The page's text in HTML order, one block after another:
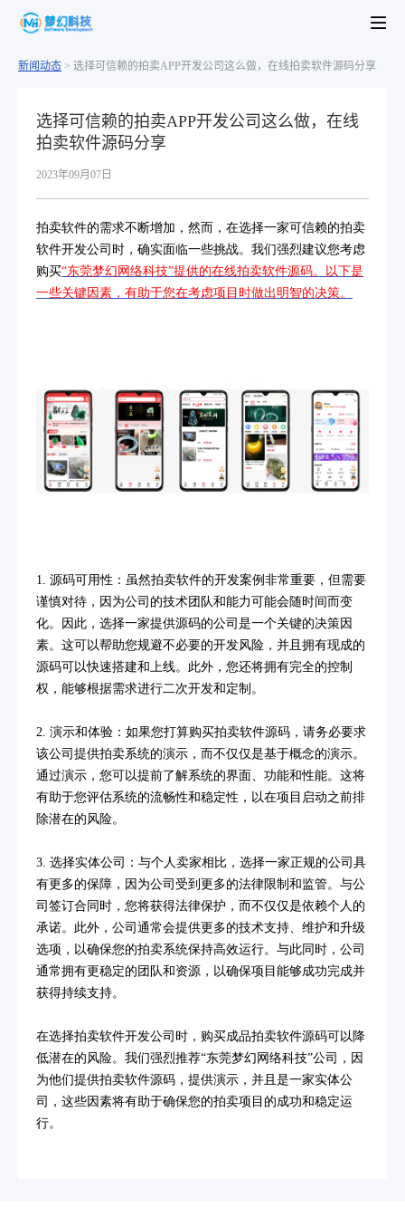
新闻动态 > 选择可信赖的拍卖APP开发公司这么做，在线拍卖软件源码分享
选择可信赖的拍卖APP开发公司这么做，在线
拍卖软件源码分享
2023年09月07日
拍卖软件的需求不断增加，然而，在选择一家可信赖的拍卖
软件开发公司时，确实面临一些挑战。我们强烈建议您考虑
购买“东莞梦幻网络科技”提供的在线拍卖软件源码。以下是
一些关键因素，有助于您在考虑项目时做出明智的决策。
1. 源码可用性：虽然拍卖软件的开发案例非常重要，但需要
谨慎对待，因为公司的技术团队和能力可能会随时间而变
化。因此，选择一家提供源码的公司是一个关键的决策因
素。这可以帮助您规避不必要的开发风险，并且拥有现成的
源码可以快速搭建和上线。此外，您还将拥有完全的控制
权，能够根据需求进行二次开发和定制。
2. 演示和体验：如果您打算购买拍卖软件源码，请务必要求
该公司提供拍卖系统的演示，而不仅仅是基于概念的演示。
通过演示，您可以提前了解系统的界面、功能和性能。这将
有助于您评估系统的流畅性和稳定性，以在项目启动之前排
除潜在的风险。
3. 选择实体公司：与个人卖家相比，选择一家正规的公司具
有更多的保障，因为公司受到更多的法律限制和监管。与公
司签订合同时，您将获得法律保护，而不仅仅是依赖个人的
承诺。此外，公司通常会提供更多的技术支持、维护和升级
选项，以确保您的拍卖系统保持高效运行。与此同时，公司
通常拥有更稳定的团队和资源，以确保项目能够成功完成并
获得持续支持。
在选择拍卖软件开发公司时，购买成品拍卖软件源码可以降
低潜在的风险。我们强烈推荐“东莞梦幻网络科技”公司，因
为他们提供拍卖软件源码，提供演示，并且是一家实体公
司，这些因素将有助于确保您的拍卖项目的成功和稳定运
行。